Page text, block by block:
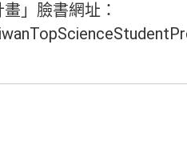
」臉書網址：